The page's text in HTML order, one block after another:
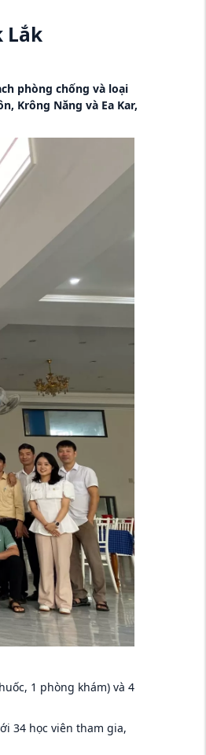
Lắk
phòng chống và loại
Krông Năng và Ea Kar,
1 phòng khám) và 4
34 học viên tham gia,